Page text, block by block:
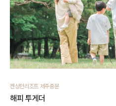
켄싱턴리조트 제주중문
해피 투게더